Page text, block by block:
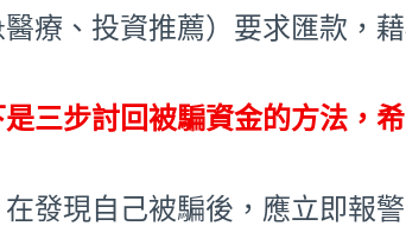
療、投資推薦）要求匯款，
三步討回被騙資金的方法，
發現自己被騙後，應立即報